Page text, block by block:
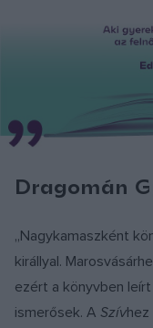
Dragomán
„Nagykamaszként
királlyal.
ezért a könyvben
ismerősek. A Szívhez